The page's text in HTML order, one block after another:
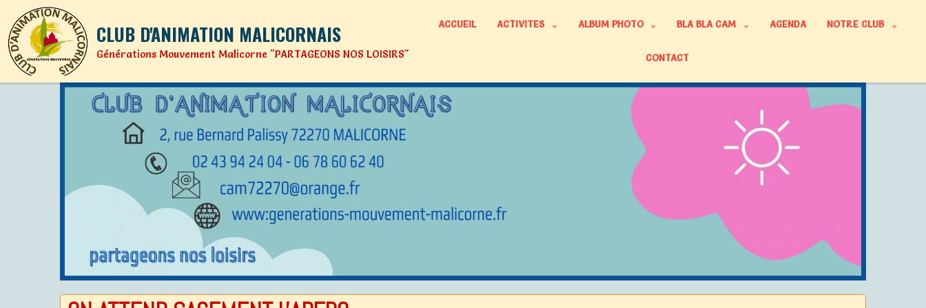
CLUB D'ANIMATION MALICORNAIS
Générations Mouvement Malicorne "PARTAGEONS NOS LOISIRS"
ACCUEIL ACTIVITES ALBUM PHOTO BLA BLA CAM AGENDA NOTRE CLUB
CONTACT